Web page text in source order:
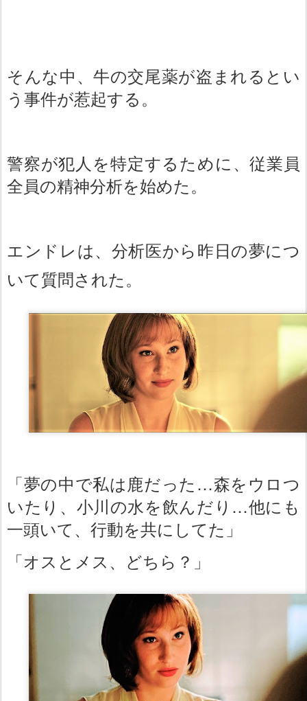
そんな中、牛の交尾薬が盗まれるとい
う事件が惹起する。
警察が犯人を特定するために、従業員
全員の精神分析を始めた。
エンドレは、分析医から昨日の夢につ
いて質問された。
「夢の中で私は鹿だった…森をウロつ
いたり、小川の水を飲んだり…他にも
一頭いて、行動を共にしてた」
「オスとメス、どちら？」